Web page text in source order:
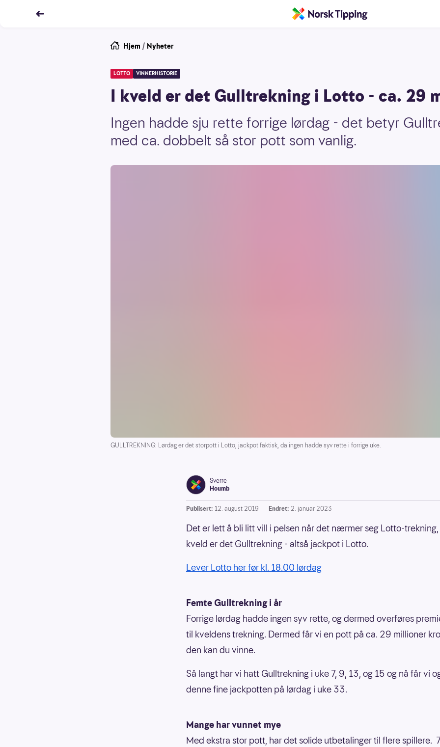
Hjem / Nyheter
LOTTO VINNERHISTORIE
I kveld er det Gulltrekning i Lotto - ca. 29
Ingen hadde sju rette forrige lørdag - det betyr
med ca. dobbelt så stor pott som vanlig.
GULLTREKNING: Lørdag er det storpott i Lotto, jackpot faktisk, da ingen hadde syv rette i forrige uke.
Sverre
Houmb
Publisert: 12. august 2019 Endret: 2. januar 2023
Det er lett å bli litt vill i pelsen når det nærmer seg Lotto-
kveld er det Gulltrekning - altså jackpot i Lotto.
Lever Lotto her før kl. 18.00 lørdag
Femte Gulltrekning i år
Forrige lørdag hadde ingen syv rette, og dermed overføres
til kveldens trekning. Dermed får vi en pott på ca. 29 millioner
den kan du vinne.
Så langt har vi hatt Gulltrekning i uke 7, 9, 13, og 15 og nå får vi
denne fine jackpotten på lørdag i uke 33.
Mange har vunnet mye
Med ekstra stor pott, har det solide utbetalinger til flere spillere.